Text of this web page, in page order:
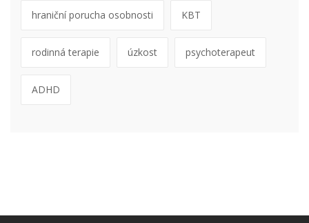
hraniční porucha osobnosti KBT
rodinná terapie úzkost psychoterapeut
ADHD